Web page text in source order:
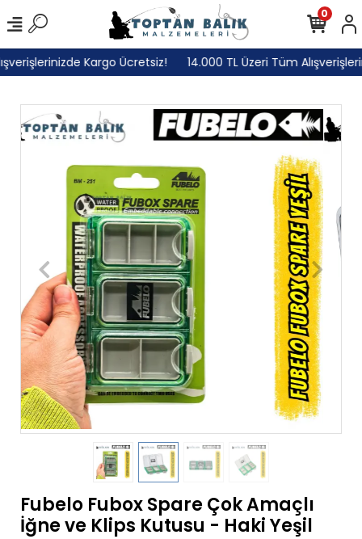
Kargo Ücretsiz! 14.000 TL Üzeri Tüm
0
Fubelo Fubox Spare Çok Amaçlı
İğne ve Klips Kutusu - Haki Yeşil